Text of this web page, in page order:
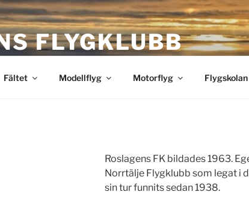
FLYGKLUBB
Fältet Modellflyg Motorflyg Flygskolan
Roslagens FK bildades 1963.
Norrtälje Flygklubb som legat i
sin tur funnits sedan 1938.